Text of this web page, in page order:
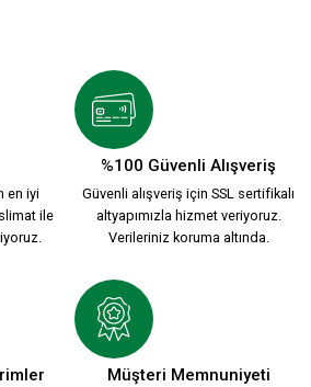
KAPPA PAMUKLU SİYAH ŞORT
1.500,00 TL
BASKET ŞORT B,
en iyi
ile
%100 Güvenli Alışveriş
Güvenli alışveriş için SSL sertifikalı
altyapımızla hizmet veriyoruz.
Verileriniz koruma altında.
Müşteri Memnuniyeti